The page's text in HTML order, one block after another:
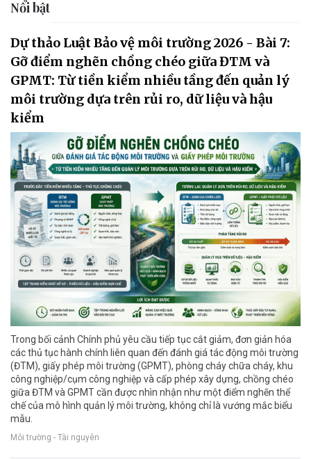
Nổi bật
Dự thảo Luật Bảo vệ môi trường 2026 - Bài 7:
Gỡ điểm nghẽn chồng chéo giữa ĐTM và
GPMT: Từ tiền kiểm nhiều tầng đến quản lý
môi trường dựa trên rủi ro, dữ liệu và hậu
kiểm
Trong bối cảnh Chính phủ yêu cầu tiếp tục cắt giảm, đơn giản hóa
các thủ tục hành chính liên quan đến đánh giá tác động môi trường
(ĐTM), giấy phép môi trường (GPMT), phòng cháy chữa cháy, khu
công nghiệp/cụm công nghiệp và cấp phép xây dựng, chồng chéo
giữa ĐTM và GPMT cần được nhìn nhận như một điểm nghẽn thể
chế của mô hình quản lý môi trường, không chỉ là vướng mắc biểu
mẫu.
Môi trường - Tài nguyên